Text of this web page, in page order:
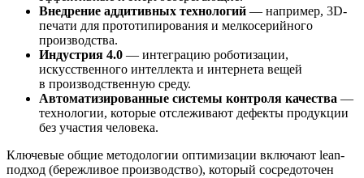
Внедрение аддитивных технологий — например, 3D-
печати для прототипирования и мелкосерийного
производства.
Индустрия 4.0 — интеграцию роботизации,
искусственного интеллекта и интернета вещей
в производственную среду.
Автоматизированные системы контроля качества —
технологии, которые отслеживают дефекты продукции
без участия человека.
Ключевые общие методологии оптимизации включают lean-
подход (бережливое производство), который сосредоточен